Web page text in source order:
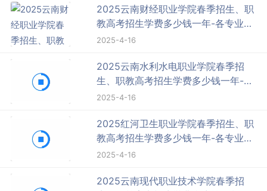
2025云南财经职业学院春季招生、职
教高考招生学费多少钱一年-各专业收
费标准
2025-4-16
2025云南水利水电职业学院春季招
生、职教高考招生学费多少钱一年-各
专业收费标准
2025-4-16
2025红河卫生职业学院春季招生、职
教高考招生学费多少钱一年-各专业收
费标准
2025-4-16
2025云南现代职业技术学院春季招